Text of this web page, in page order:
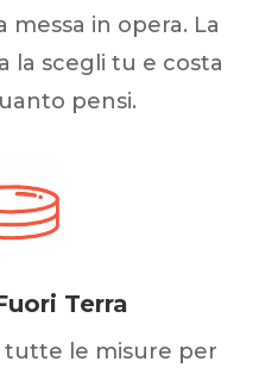
in opera. La
la scegli tu e costa
pensi.
Terra
tutte le misure per